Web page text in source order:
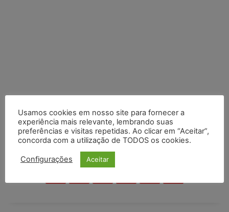
Usamos cookies em nosso site para fornecer a
experiência mais relevante, lembrando suas
preferências e visitas repetidas. Ao clicar em “Aceitar”,
concorda com a utilização de TODOS os cookies.
Configurações Aceitar